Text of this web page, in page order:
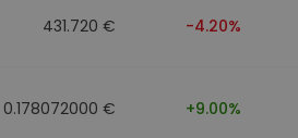
431.720 € -4.20%
0.178072000 € +9.00%